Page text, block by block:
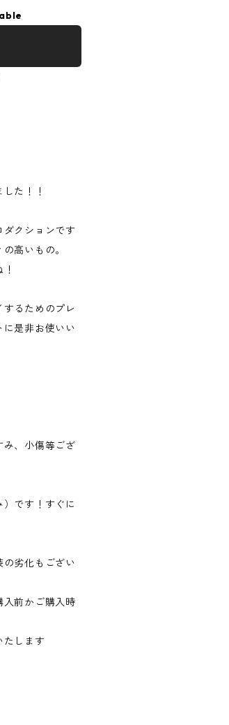
た！！
ダクションです
高いもの。
るためのプレ
是非お使いい
み、小傷等ござ
です！すぐに
劣化もござい
入前かご購入時
たします